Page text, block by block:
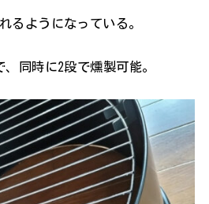
るようになっている。
同時に2段で燻製可能。